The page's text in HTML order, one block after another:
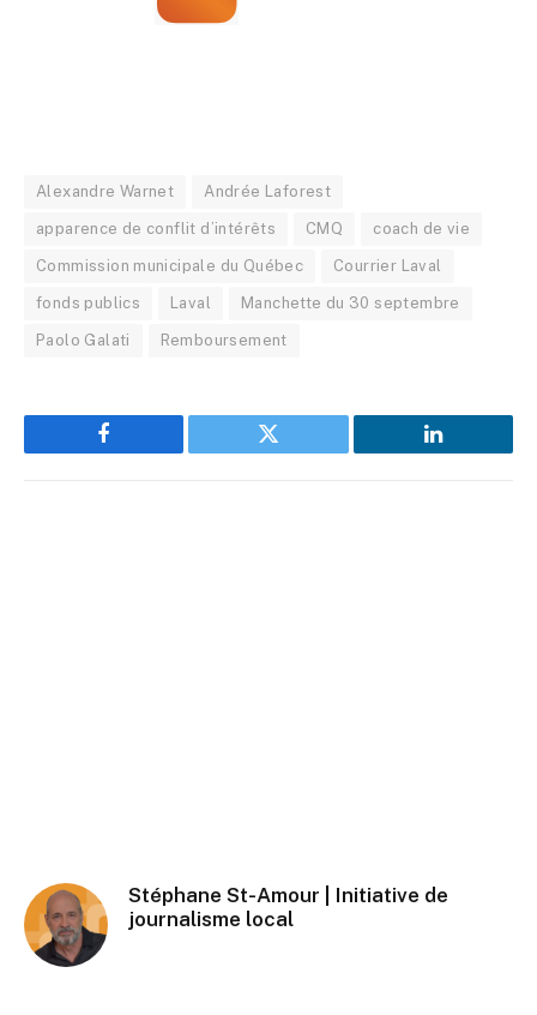
Alexandre Warnet Andrée Laforest
apparence de conflit d’intérêts CMQ coach de vie
Commission municipale du Québec Courrier Laval
fonds publics Laval Manchette du 30 septembre
Paolo Galati Remboursement
Facebook Twitter LinkedIn
Stéphane St-Amour | Initiative de
journalisme local